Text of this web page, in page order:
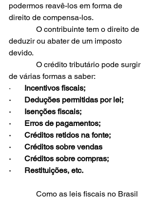
podermos reavê-los em forma de
direito de compensa-los.
deduzir ou abater de um imposto
devido.
de várias formas a saber:
· Incentivos fiscais;
·       Deduções permitidas por lei;
·       Isenções fiscais;
·       Erros de pagamentos;
·       Créditos retidos na fonte;
·       Créditos sobre vendas
·       Créditos sobre compras;
·       Restituições, etc.